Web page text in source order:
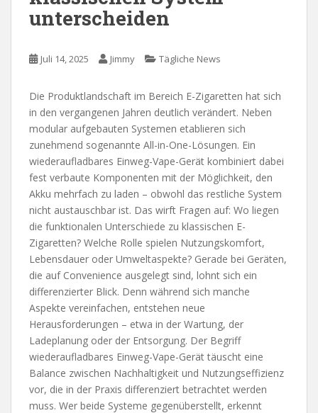
unterscheiden
Juli 14, 2025 Jimmy Tägliche News
Die Produktlandschaft im Bereich E-Zigaretten hat sich
in den vergangenen Jahren deutlich verändert. Neben
modular aufgebauten Systemen etablieren sich
zunehmend sogenannte All-in-One-Lösungen. Ein
wiederaufladbares Einweg-Vape-Gerät kombiniert dabei
fest verbaute Komponenten mit der Möglichkeit, den
Akku mehrfach zu laden – obwohl das restliche System
nicht austauschbar ist. Das wirft Fragen auf: Wo liegen
die funktionalen Unterschiede zu klassischen E-
Zigaretten? Welche Rolle spielen Nutzungskomfort,
Lebensdauer oder Umweltaspekte? Gerade bei Geräten,
die auf Convenience ausgelegt sind, lohnt sich ein
differenzierter Blick. Denn während sich manche
Aspekte vereinfachen, entstehen neue
Herausforderungen – etwa in der Wartung, der
Ladeplanung oder der Entsorgung. Der Begriff
wiederaufladbares Einweg-Vape-Gerät täuscht eine
Balance zwischen Nachhaltigkeit und Nutzungseffizienz
vor, die in der Praxis differenziert betrachtet werden
muss. Wer beide Systeme gegenüberstellt, erkennt